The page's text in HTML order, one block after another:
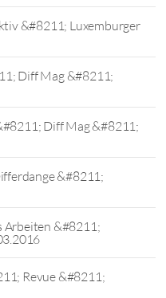
&#8211; Luxemburger
Diff Mag &#8211;
Diff Mag &#8211;
&#8211;
Arbeiten &#8211;
Revue &#8211;